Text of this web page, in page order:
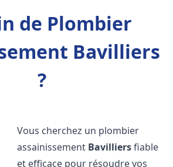
de Plombier
Bavilliers
?
Vous cherchez un plombier
assainissement Bavilliersfiable
et efficace pour résoudre vos